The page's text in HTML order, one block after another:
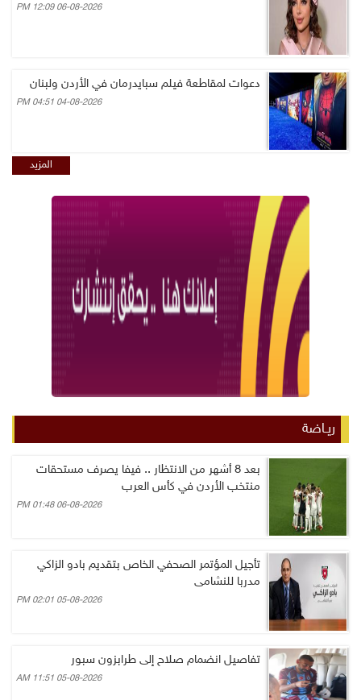
06-08-2026 12:09 PM
دعوات لمقاطعة فيلم سبايدرمان في الأردن ولبنان
04-08-2026 04:51 PM
المزيد
ريـاضة
بعد 8 أشهر من الانتظار .. فيفا يصرف مستحقات
منتخب الأردن في كأس العرب
06-08-2026 01:48 PM
تأجيل المؤتمر الصحفي الخاص بتقديم بادو الزاكي
مدربا للنشامى
05-08-2026 02:01 PM
تفاصيل انضمام صلاح إلى طرابزون سبور
05-08-2026 11:51 AM